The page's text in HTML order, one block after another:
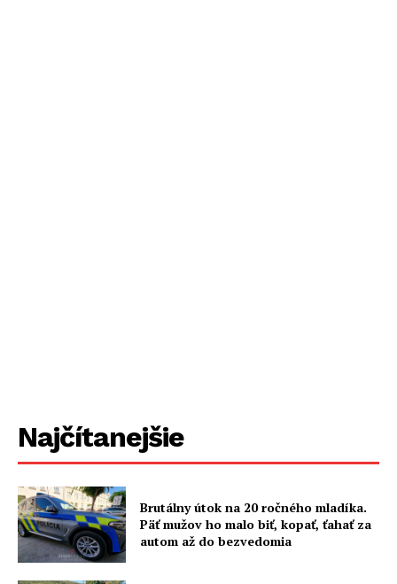
Najčítanejšie
Brutálny útok na 20 ročného mladíka.
Päť mužov ho malo biť, kopať, ťahať za
autom až do bezvedomia